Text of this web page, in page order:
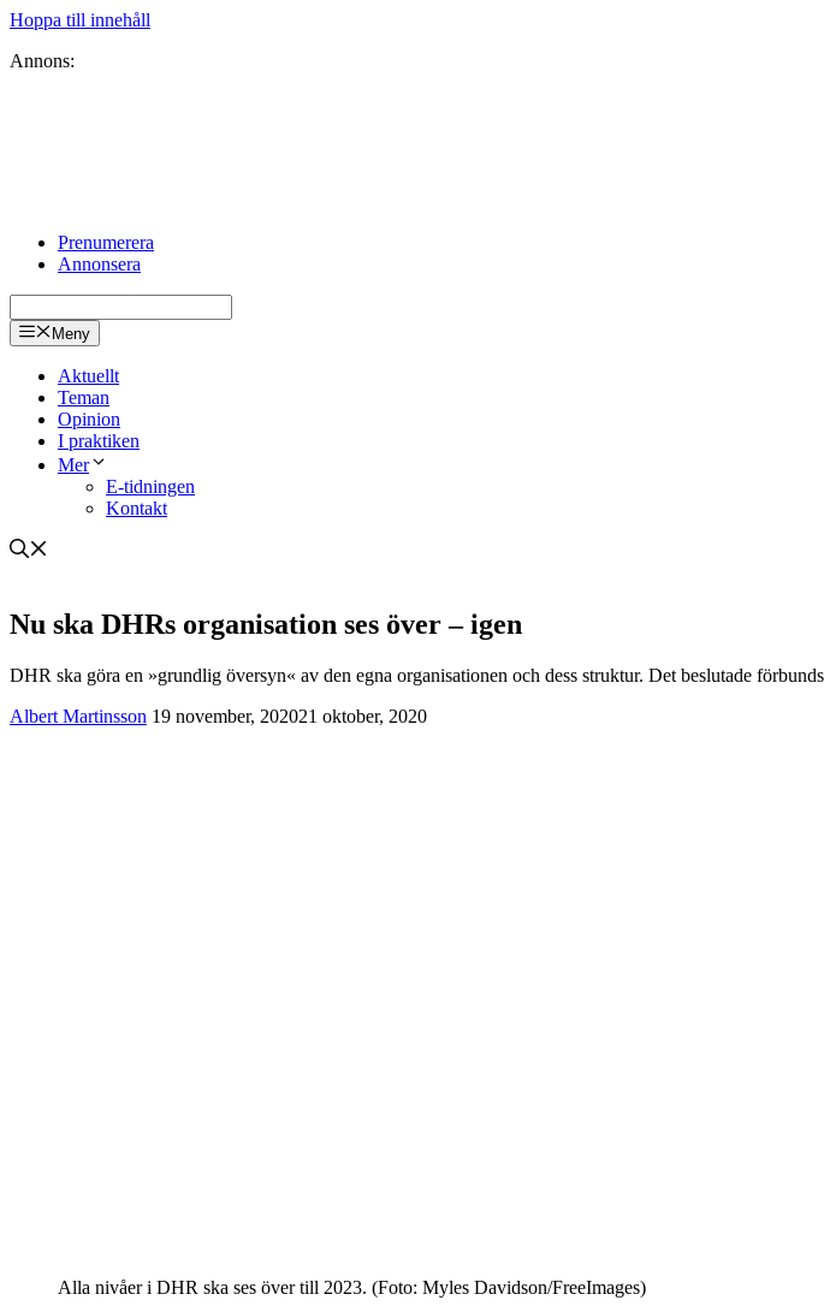
Hoppa till innehåll
Annons:
Prenumerera
Annonsera
Meny
Aktuellt
Teman
Opinion
I praktiken
Mer
E-tidningen
Kontakt
Nu ska DHRs organisation ses över – igen
DHR ska göra en »grundlig översyn« av den egna organisationen och dess struktur. Det beslutade
Albert Martinsson 19 november, 202021 oktober, 2020
Alla nivåer i DHR ska ses över till 2023. (Foto: Myles Davidson/FreeImages)